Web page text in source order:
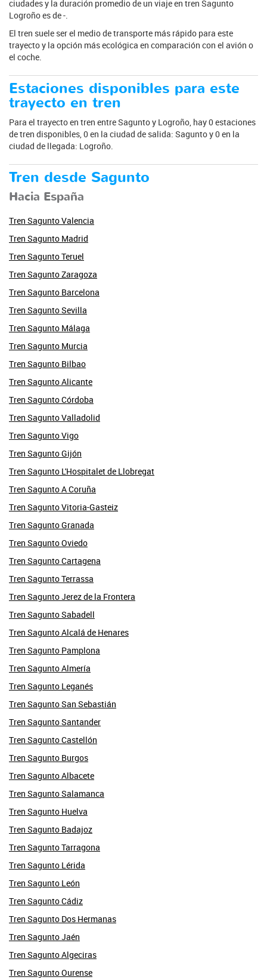
ciudades y la duración promedio de un viaje en tren Sagunto
Logroño es de -.
El tren suele ser el medio de transporte más rápido para este
trayecto y la opción más ecológica en comparación con el avión o
el coche.
Estaciones disponibles para este
trayecto en tren
Para el trayecto en tren entre Sagunto y Logroño, hay 0 estaciones
de tren disponibles, 0 en la ciudad de salida: Sagunto y 0 en la
ciudad de llegada: Logroño.
Tren desde Sagunto
Hacia España
Tren Sagunto Valencia
Tren Sagunto Madrid
Tren Sagunto Teruel
Tren Sagunto Zaragoza
Tren Sagunto Barcelona
Tren Sagunto Sevilla
Tren Sagunto Málaga
Tren Sagunto Murcia
Tren Sagunto Bilbao
Tren Sagunto Alicante
Tren Sagunto Córdoba
Tren Sagunto Valladolid
Tren Sagunto Vigo
Tren Sagunto Gijón
Tren Sagunto L'Hospitalet de Llobregat
Tren Sagunto A Coruña
Tren Sagunto Vitoria-Gasteiz
Tren Sagunto Granada
Tren Sagunto Oviedo
Tren Sagunto Cartagena
Tren Sagunto Terrassa
Tren Sagunto Jerez de la Frontera
Tren Sagunto Sabadell
Tren Sagunto Alcalá de Henares
Tren Sagunto Pamplona
Tren Sagunto Almería
Tren Sagunto Leganés
Tren Sagunto San Sebastián
Tren Sagunto Santander
Tren Sagunto Castellón
Tren Sagunto Burgos
Tren Sagunto Albacete
Tren Sagunto Salamanca
Tren Sagunto Huelva
Tren Sagunto Badajoz
Tren Sagunto Tarragona
Tren Sagunto Lérida
Tren Sagunto León
Tren Sagunto Cádiz
Tren Sagunto Dos Hermanas
Tren Sagunto Jaén
Tren Sagunto Algeciras
Tren Sagunto Ourense